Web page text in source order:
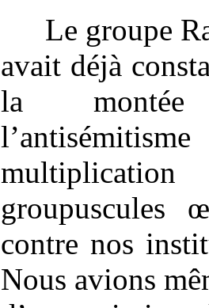
Le groupe
avait déjà
la
groupuscules
contre nos
Nous avions